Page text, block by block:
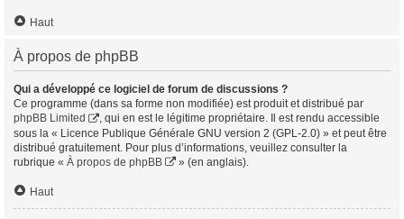
Haut
À propos de phpBB
Qui a développé ce logiciel de forum de discussions ?
Ce programme (dans sa forme non modifiée) est produit et distribué par
phpBB Limited
, qui en est le légitime propriétaire. Il est rendu accessible
sous la « Licence Publique Générale GNU version 2 (GPL-2.0) » et peut être
distribué gratuitement. Pour plus d’informations, veuillez consulter la
rubrique « À propos de phpBB » (en anglais).
Haut